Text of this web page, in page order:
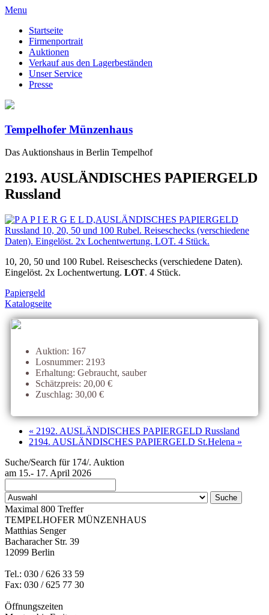
Menu
Startseite
Firmenportrait
Auktionen
Verkauf aus den Lagerbeständen
Unser Service
Presse
Tempelhofer Münzenhaus
Das Auktionshaus in Berlin Tempelhof
2193. AUSLÄNDISCHES PAPIERGELD
Russland
10, 20, 50 und 100 Rubel. Reiseschecks (verschiedene Daten).
Eingelöst. 2x Lochentwertung. LOT. 4 Stück.
Papiergeld
Katalogseite
Auktion: 167
Losnummer: 2193
Erhaltung: Gebraucht, sauber
Schätzpreis: 20,00 €
Zuschlag: 30,00 €
« 2192. AUSLÄNDISCHES PAPIERGELD Russland
2194. AUSLÄNDISCHES PAPIERGELD St.Helena »
Suche/Search für 174/. Auktion
am 15.- 17. April 2026
Maximal 800 Treffer
TEMPELHOFER MÜNZENHAUS
Matthias Senger
Bacharacher Str. 39
12099 Berlin
Tel.: 030 / 626 33 59
Fax: 030 / 625 77 30
Öffnungszeiten